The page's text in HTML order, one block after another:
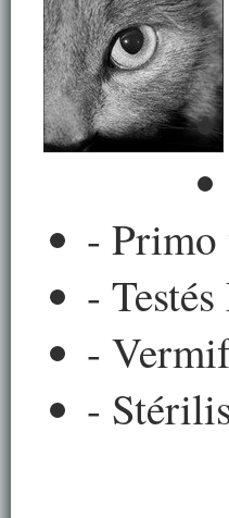
- Primo
-
-
-